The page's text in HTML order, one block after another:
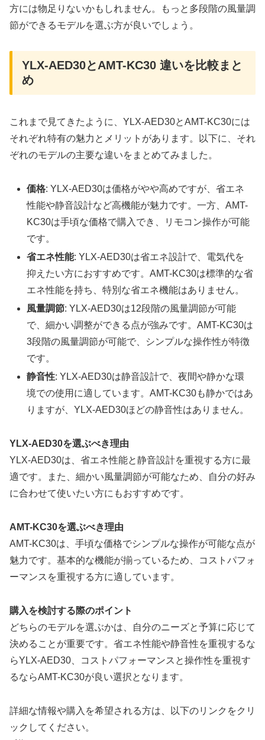
方には物足りないかもしれません。もっと多段階の風量調
節ができるモデルを選ぶ方が良いでしょう。
YLX-AED30とAMT-KC30 違いを比較まと
め
これまで見てきたように、YLX-AED30とAMT-KC30には
それぞれ特有の魅力とメリットがあります。以下に、それ
ぞれのモデルの主要な違いをまとめてみました。
価格: YLX-AED30は価格がやや高めですが、省エネ
性能や静音設計など高機能が魅力です。一方、AMT-
KC30は手頃な価格で購入でき、リモコン操作が可能
です。
省エネ性能: YLX-AED30は省エネ設計で、電気代を
抑えたい方におすすめです。AMT-KC30は標準的な省
エネ性能を持ち、特別な省エネ機能はありません。
風量調節: YLX-AED30は12段階の風量調節が可能
で、細かい調整ができる点が強みです。AMT-KC30は
3段階の風量調節が可能で、シンプルな操作性が特徴
です。
静音性: YLX-AED30は静音設計で、夜間や静かな環
境での使用に適しています。AMT-KC30も静かではあ
りますが、YLX-AED30ほどの静音性はありません。
YLX-AED30を選ぶべき理由
YLX-AED30は、省エネ性能と静音設計を重視する方に最
適です。また、細かい風量調節が可能なため、自分の好み
に合わせて使いたい方にもおすすめです。
AMT-KC30を選ぶべき理由
AMT-KC30は、手頃な価格でシンプルな操作が可能な点が
魅力です。基本的な機能が揃っているため、コストパフォ
ーマンスを重視する方に適しています。
購入を検討する際のポイント
どちらのモデルを選ぶかは、自分のニーズと予算に応じて
決めることが重要です。省エネ性能や静音性を重視するな
らYLX-AED30、コストパフォーマンスと操作性を重視す
るならAMT-KC30が良い選択となります。
詳細な情報や購入を希望される方は、以下のリンクをクリ
ックしてください。